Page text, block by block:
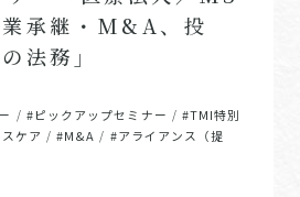
承継・M&A、投
法務」
/ #ピックアップセミナー / #TMI特別
ケア /#M&A / #アライアンス（提